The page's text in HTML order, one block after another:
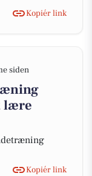
Kopiér link
siden
lære
Kopiér link